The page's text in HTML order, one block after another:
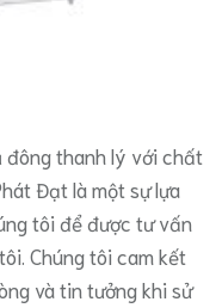
đông thanh lý với chất
Đạt là một sự lựa
tôi để được tư vấn
Chúng tôi cam kết
và tin tưởng khi sử